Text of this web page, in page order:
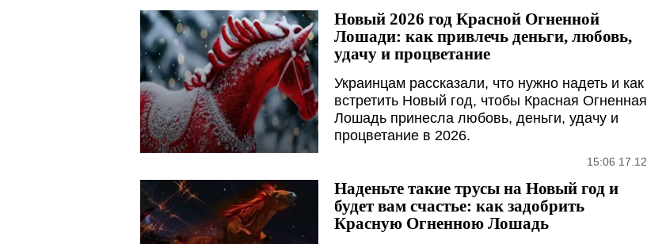
Новый 2026 год Красной Огненной
Лошади: как привлечь деньги, любовь,
удачу и процветание
Украинцам рассказали, что нужно надеть и как
встретить Новый год, чтобы Красная Огненная
Лошадь принесла любовь, деньги, удачу и
процветание в 2026.
15:06 17.12
Наденьте такие трусы на Новый год и
будет вам счастье: как задобрить
Красную Огненною Лошадь